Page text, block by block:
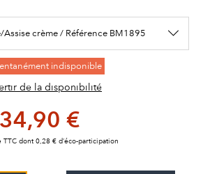
Assise crème / Référence BM1895
indisponible
de la disponibilité
34,90 €
TTC dont 0,28 € d’éco-participation